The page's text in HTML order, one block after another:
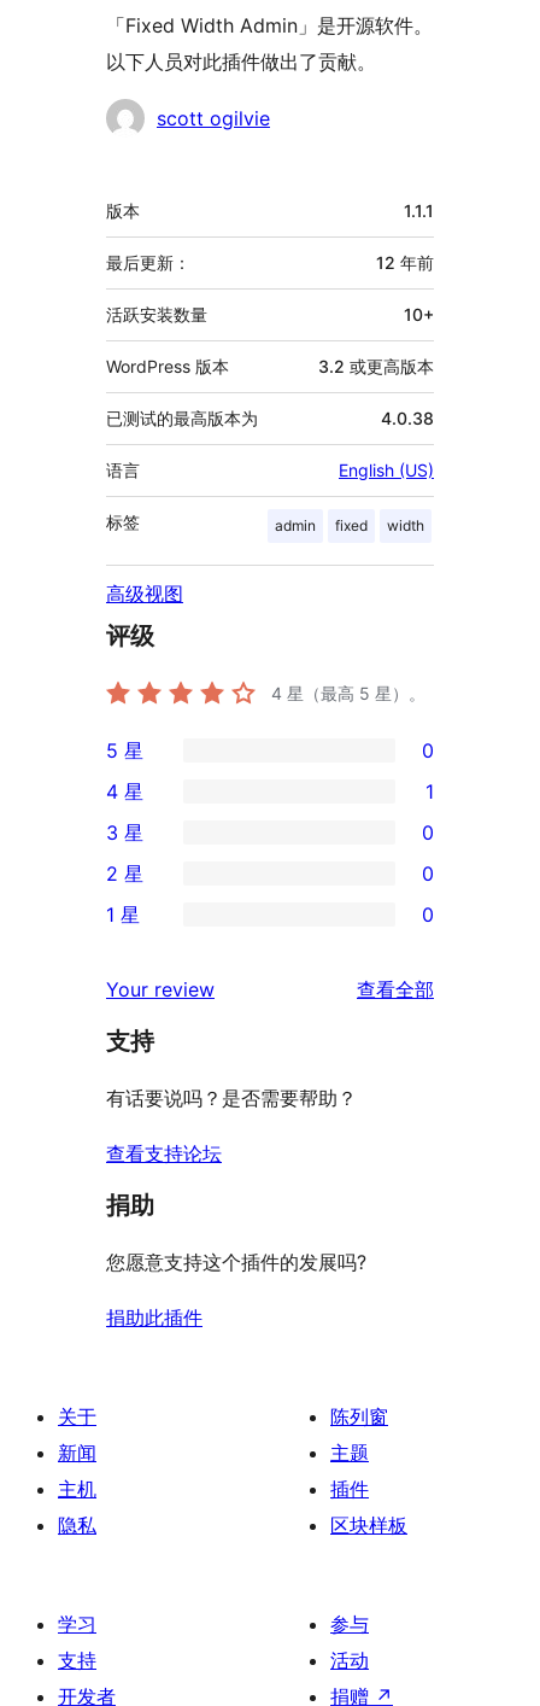
「Fixed Width Admin」是开源软件。
以下人员对此插件做出了贡献。
贡
scott ogilvie
额
外
信
息
版本 1.1.1
最后更新： 12 年前
活跃安装数量 10+
WordPress 版本 3.2 或更高版本
已测试的最高版本为 4.0.38
语言 English (US)
标签 admin fixed width
高级视图
评级
4 星（最高 5 星）。
0
条
5
星
评
5 星 0
条
4
星
价
4 星 1
0
条
3
评
价
3 星 0
条
星
评
2 星 0
1
星
价
1 星 0
Your review 查看全部
支持
有话要说吗？是否需要帮助？
查看支持论坛
捐助
您愿意支持这个插件的发展吗?
捐助此插件
关于
新闻
主机
隐私
陈列窗
主题
插件
区块样板
学习
支持
开发者
参与
活动
捐赠 ↗